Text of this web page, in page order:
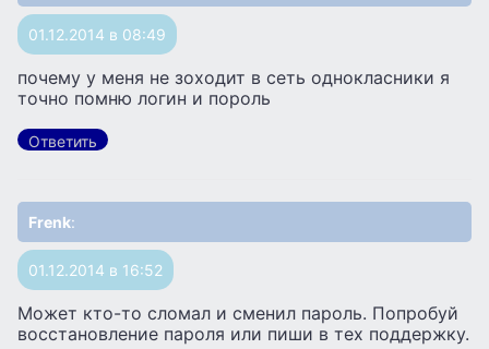
01.12.2014 в 08:49
почему у меня не зоходит в сеть однокласники я
точно помню логин и пороль
Ответить
Frenk:
01.12.2014 в 16:52
Может кто-то сломал и сменил пароль. Попробуй
восстановление пароля или пиши в тех поддержку.